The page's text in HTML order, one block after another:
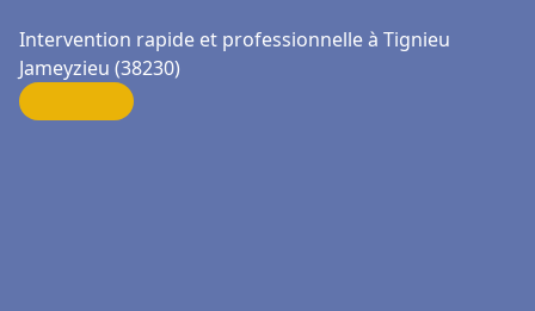
Intervention rapide et professionnelle à Tignieu
Jameyzieu (38230)